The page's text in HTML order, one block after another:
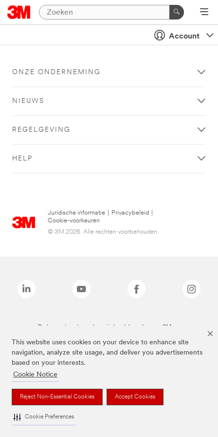
This website uses cookies on your device to enhance site
navigation, analyze site usage, and deliver you advertisements
based on your interests.
Cookie Notice
Reject Non-Essential Cookies Accept Cookies
Cookie Preferences
Account
ONZE ONDERNEMING
NIEUWS
REGELGEVING
HELP
Juridische informatie Privacybeleid
Cookie-voorkeuren
© 3M 2026. Alle rechten voorbehouden.
De bovenstaande merken zijn handelsmerken van 3M.we